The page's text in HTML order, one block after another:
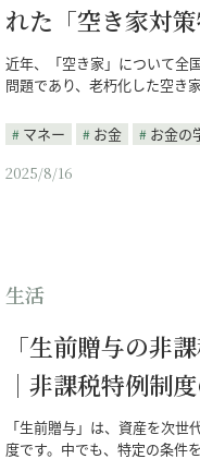
れた「空き家対
近年、「空き家」について全
問題であり、老朽化した空き
マネー お金
お金の
2025/8/16
生活
「生前贈与の非
｜非課税特例制
「生前贈与」は、資産を次
度です。中でも、特定の条件